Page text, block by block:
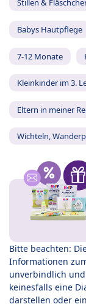
Stillen &
Babys Hautpflege
7-12 Monate
Kleinkinder im 3.
Eltern in meiner
Wichteln,
Bitte beachten:
Informationen
unverbindlich
keinesfalls eine
darstellen oder